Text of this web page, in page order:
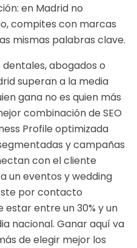
en Madrid no
compites con marcas
mismas palabras clave.
abogados o
superan a la media
gana no es quien más
combinación de SEO
Profile optimizada
y campañas
con el cliente
uneventos y wedding
por contacto
estar entre un 30% y un
nacional. Ganar aquí va
de elegir mejor los